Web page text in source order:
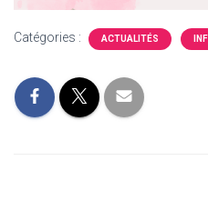
Catégories : ACTUALITÉS